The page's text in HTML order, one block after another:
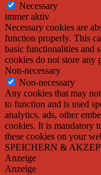
Necessary
immer aktiv
Necessary cookies are
function properly. This
basic functionalities and
cookies do not store any
Non-necessary
Non-necessary
Any cookies that may
to function and is used
analytics, ads, other
cookies. It is mandatory
these cookies on your
SPEICHERN &
Anzeige
Anzeige